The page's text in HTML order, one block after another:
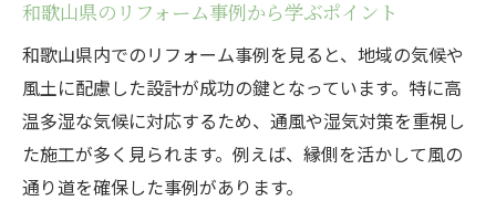
和歌山県のリフォーム事例から学ぶポイント
和歌山県内でのリフォーム事例を見ると、地域の気候や
風土に配慮した設計が成功の鍵となっています。特に高
温多湿な気候に対応するため、通風や湿気対策を重視し
た施工が多く見られます。例えば、縁側を活かして風の
通り道を確保した事例があります。